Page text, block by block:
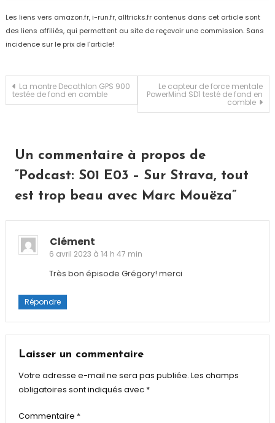
Les liens vers amazon.fr, i-run.fr, alltricks.fr contenus dans cet article sont
des liens affiliés, qui permettent au site de reçevoir une commission. Sans
incidence sur le prix de l'article!
Navigation
l’article
La montre Decathlon GPS 900
testée de fond en comble
Le capteur de force mentale
PowerMind SD1 testé de fond en
comble
Un commentaire à propos de
“Podcast: S01 E03 – Sur Strava, tout
est trop beau avec Marc Mouëza”
Clément
6 avril 2023 à 14 h 47 min
Très bon épisode Grégory! merci
Répondre
Laisser un commentaire
Votre adresse e-mail ne sera pas publiée. Les champs
obligatoires sont indiqués avec *
Commentaire *